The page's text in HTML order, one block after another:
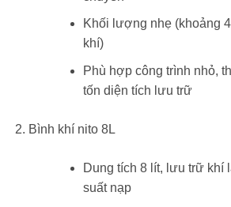
Khối lượng nhẹ (khoảng
khí)
Phù hợp công trình nhỏ,
tốn diện tích lưu trữ
Bình khí nito 8L
Dung tích 8 lít, lưu trữ khí
suất nạp